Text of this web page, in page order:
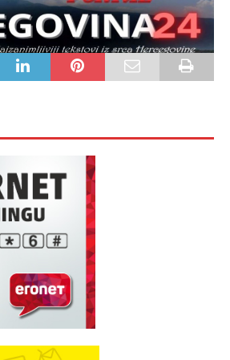
zadobio lake tjelesne ozljede.
izvršen očevid.